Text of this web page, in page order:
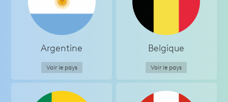
Argentine
Voir le pays
Belgique
Voir le pays